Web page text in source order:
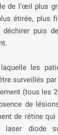
de l’œil plus
étirée, plus
puis
les
surveillés
(tous les
de
de rétine
laser diode